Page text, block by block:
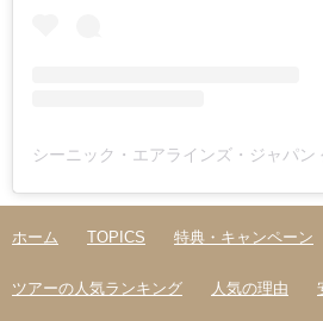
ホーム TOPICS 特典・キャンペーン
ツアーの人気ランキング 人気の理由